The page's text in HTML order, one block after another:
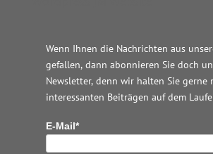
Wenn Ihnen die Nachrichten aus
gefallen, dann abonnieren Sie doch
Newsletter, denn wir halten Sie gerne
interessanten Beiträgen auf dem
E-Mail*